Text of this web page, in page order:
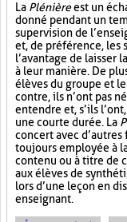
La Plénièreest un
donné pendant un
supervision de
et, de préférence, les
l’avantage de laisser
à leur manière. De
élèves du groupe et
contre, ils n’ont pas
entendre et, s’ils
une courte durée. La
concert avec
toujours employée à
contenu ou à titre de
aux élèves de
lors d’une leçon en
enseignant.